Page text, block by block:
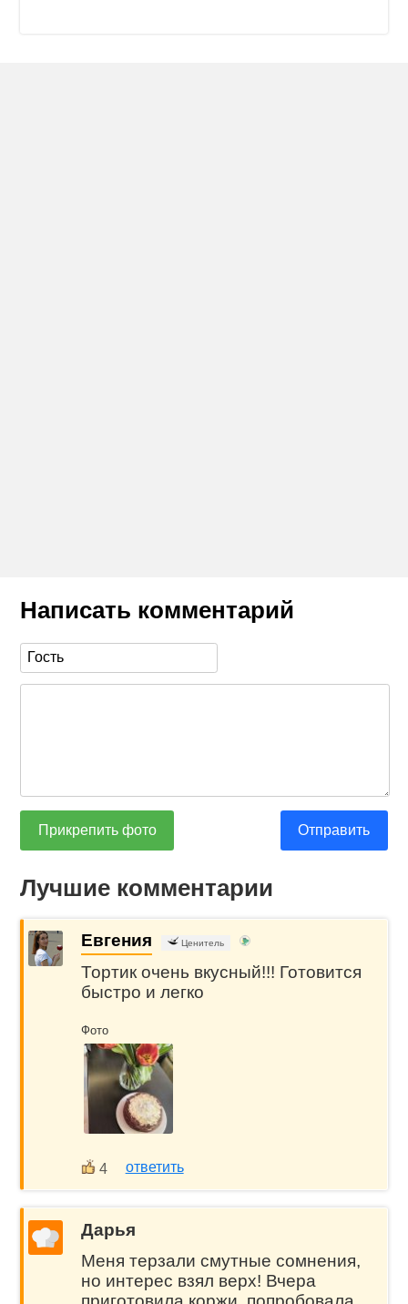
Написать комментарий
Прикрепить фото Отправить
Лучшие комментарии
Евгения Ценитель
Тортик очень вкусный!!! Готовится
быстро и легко
Фото
4 ответить
Дарья
Меня терзали смутные сомнения,
но интерес взял верх! Вчера